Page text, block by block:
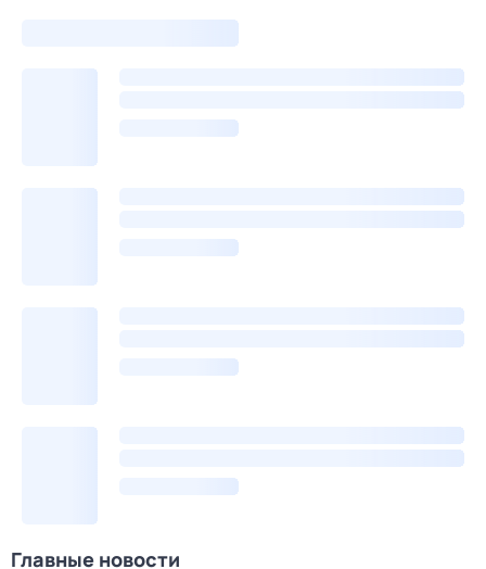
Главные новости